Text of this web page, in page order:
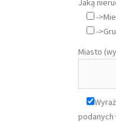
Jaką
-
-
Miasto
podanych